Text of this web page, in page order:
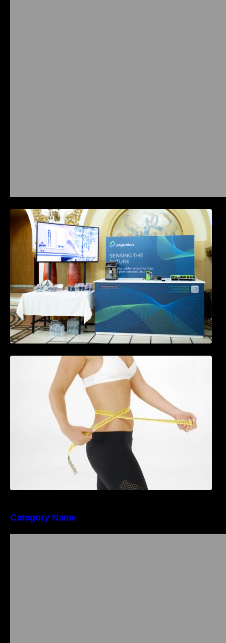
Prysmian aduce la COMM26 tehnologii de
sensing si Digital Energy pentru monitorizarea
in timp real a infrastrucrutilor critice
Tratamentul Wegovy® generează o scădere
în greutate de până la 22,6% la femei în
perioada menopauzei și reduce la jumătate
riscul de migrene
Category Name